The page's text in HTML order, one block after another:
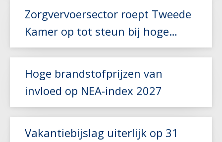
Zorgvervoersector roept Tweede
Kamer op tot steun bij hoge
brandstofkosten
Hoge brandstofprijzen van
invloed op NEA-index 2027
Vakantiebijslag uiterlijk op 31